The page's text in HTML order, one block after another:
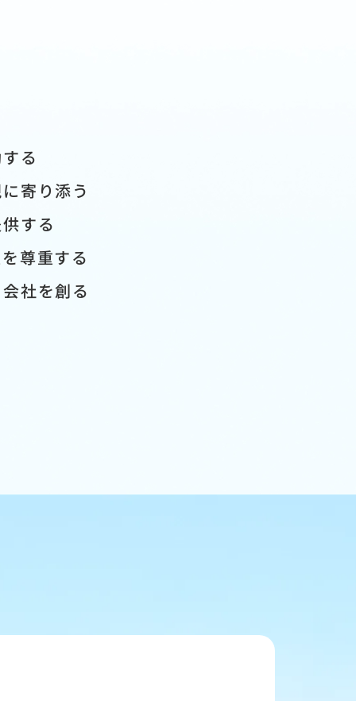
る
寄り添う
する
尊重する
社を創る